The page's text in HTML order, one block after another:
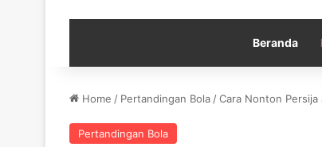
Beranda
Home / Pertandingan Bola /Cara Nonton Persija
Pertandingan Bola